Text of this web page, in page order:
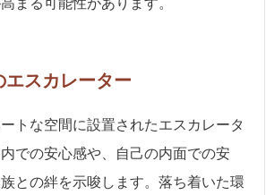
まる可能性があります。
エスカレーター
トな空間に設置されたエスカレータ
での安心感や、自己の内面での安
との絆を示唆します。落ち着いた環